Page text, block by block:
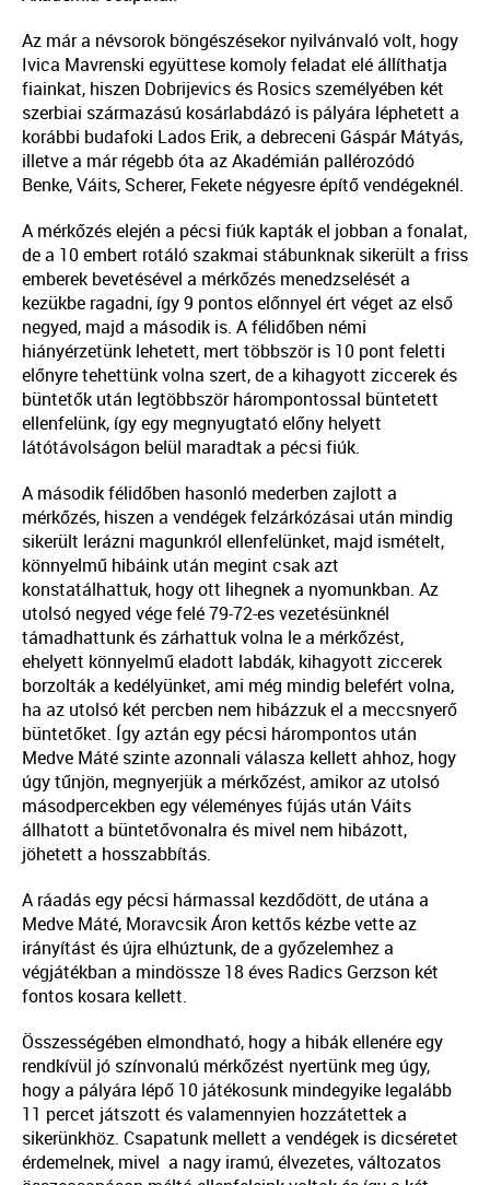
Az már a névsorok böngészésekor nyilvánvaló volt, hogy
Ivica Mavrenski együttese komoly feladat elé állíthatja
fiainkat, hiszen Dobrijevics és Rosics személyében két
szerbiai származású kosárlabdázó is pályára léphetett a
korábbi budafoki Lados Erik, a debreceni Gáspár Mátyás,
illetve a már régebb óta az Akadémián pallérozódó
Benke, Váits, Scherer, Fekete négyesre építő vendégeknél.
A mérkőzés elején a pécsi fiúk kapták el jobban a fonalat,
de a 10 embert rotáló szakmai stábunknak sikerült a friss
emberek bevetésével a mérkőzés menedzselését a
kezükbe ragadni, így 9 pontos előnnyel ért véget az első
negyed, majd a második is. A félidőben némi
hiányérzetünk lehetett, mert többször is 10 pont feletti
előnyre tehettünk volna szert, de a kihagyott ziccerek és
büntetők után legtöbbször hárompontossal büntetett
ellenfelünk, így egy megnyugtató előny helyett
látótávolságon belül maradtak a pécsi fiúk.
A második félidőben hasonló mederben zajlott a
mérkőzés, hiszen a vendégek felzárkózásai után mindig
sikerült lerázni magunkról ellenfelünket, majd ismételt,
könnyelmű hibáink után megint csak azt
konstatálhattuk, hogy ott lihegnek a nyomunkban. Az
utolsó negyed vége felé 79-72-es vezetésünknél
támadhattunk és zárhattuk volna le a mérkőzést,
ehelyett könnyelmű eladott labdák, kihagyott ziccerek
borzolták a kedélyünket, ami még mindig belefért volna,
ha az utolsó két percben nem hibázzuk el a meccsnyerő
büntetőket. Így aztán egy pécsi hárompontos után
Medve Máté szinte azonnali válasza kellett ahhoz, hogy
úgy tűnjön, megnyerjük a mérkőzést, amikor az utolsó
másodpercekben egy véleményes fújás után Váits
állhatott a büntetővonalra és mivel nem hibázott,
jöhetett a hosszabbítás.
A ráadás egy pécsi hármassal kezdődött, de utána a
Medve Máté, Moravcsik Áron kettős kézbe vette az
irányítást és újra elhúztunk, de a győzelemhez a
végjátékban a mindössze 18 éves Radics Gerzson két
fontos kosara kellett.
Összességében elmondható, hogy a hibák ellenére egy
rendkívül jó színvonalú mérkőzést nyertünk meg úgy,
hogy a pályára lépő 10 játékosunk mindegyike legalább
11 percet játszott és valamennyien hozzátettek a
sikerünkhöz. Csapatunk mellett a vendégek is dicséretet
érdemelnek, mivel a nagy iramú, élvezetes, változatos